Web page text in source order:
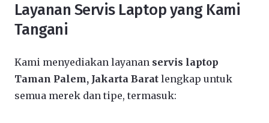
Layanan Servis Laptop yang Kami
Tangani
Kami menyediakan layanan servis laptop
Taman Palem, Jakarta Barat lengkap untuk
semua merek dan tipe, termasuk: